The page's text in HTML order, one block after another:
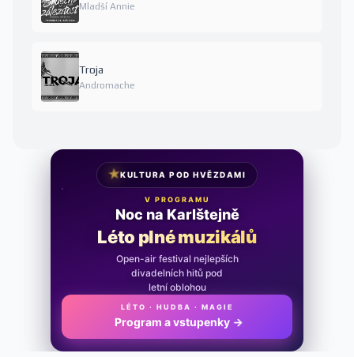
Mladší Annie
Troja
Andromache
★KULTURA POD HVĚZDAMI
V PROGRAMU
Noc na Karlštejně
Léto plné muzikálů
Open-air festival nejlepších
divadelních hitů pod
letní oblohou
LÉTO · HUDBA · MAGIE
Program a vstupenky→